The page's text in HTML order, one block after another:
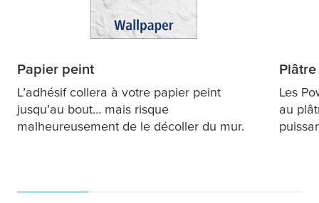
Papier peint
L’adhésif collera à votre papier peint
jusqu’au bout… mais risque
malheureusement de le décoller du mur.
Plâtre
Les
au